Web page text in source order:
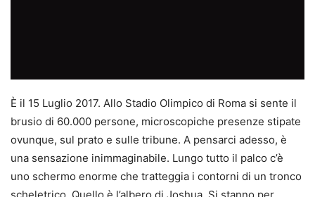
È il 15 Luglio 2017. Allo Stadio Olimpico di Roma si sente il
brusio di 60.000 persone, microscopiche presenze stipate
ovunque, sul prato e sulle tribune. A pensarci adesso, è
una sensazione inimmaginabile. Lungo tutto il palco c’è
uno schermo enorme che tratteggia i contorni di un tronco